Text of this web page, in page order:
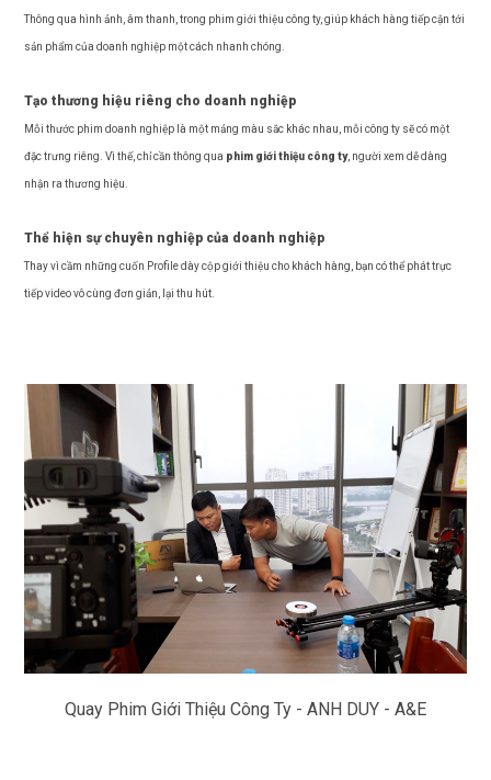
Thông qua hình ảnh, âm thanh, trong phim giới thiệu công ty, giúp khách hàng tiếp cận tới
sản phẩm của doanh nghiệp một cách nhanh chóng.
Tạo thương hiệu riêng cho doanh nghiệp
Mỗi thước phim doanh nghiệp là một mảng màu sắc khác nhau, mỗi công ty sẽ có một
đặc trưng riêng. Vì thế, chỉ cần thông qua phim giới thiệu công ty, người xem dễ dàng
nhận ra thương hiệu.
Thể hiện sự chuyên nghiệp của doanh nghiệp
Thay vì cầm những cuốn Profile dày cộp giới thiệu cho khách hàng, bạn có thể phát trực
tiếp video vô cùng đơn giản, lại thu hút.
Quay Phim Giới Thiệu Công Ty - ANH DUY - A&E